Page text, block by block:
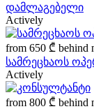
დამლაგებელი
Actively
from 650 ₾ behind
სამრეცხაოს
Actively
from 800 ₾ behind